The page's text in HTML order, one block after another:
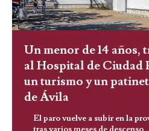
Un menor de 14 años,
al Hospital de Ciudad
un turismo y un
de Ávila
El paro vuelve a subir en la